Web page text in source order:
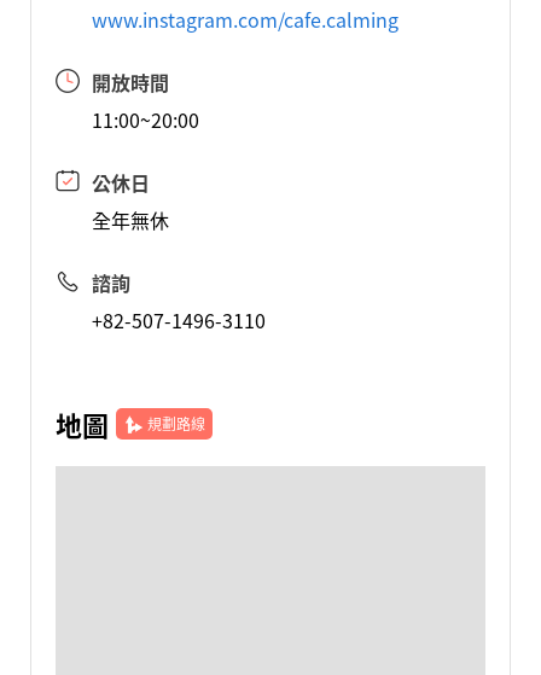
www.instagram.com/cafe.calming
開放時間
11:00~20:00
公休日
全年無休
諮詢
+82-507-1496-3110
地圖 規劃路線